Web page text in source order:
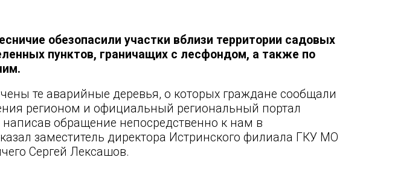
обезопасили участки вблизи территории садовых
пунктов, граничащих с лесфондом, а также по
те аварийные деревья, о которых граждане сообщали
регионом и официальный региональный портал
написав обращение непосредственно к нам в
заместитель директора Истринского филиала ГКУ МО
Сергей Лексашов.